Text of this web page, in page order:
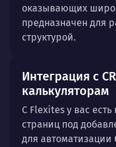
оказывающих
предназначен для
структурой.
Интеграция с
калькуляторам
С Flexites у вас
страниц под
для автоматизации